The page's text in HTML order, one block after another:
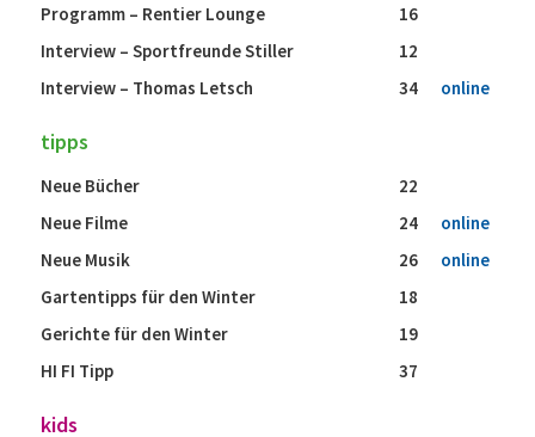
Programm – Rentier Lounge
16
Interview – Sportfreunde Stiller
12
Interview – Thomas Letsch
34 online
tipps
Neue Bücher
22
Neue Filme
24
online
Neue Musik
26
online
Gartentipps für den Winter
18
Gerichte für den Winter
19
HI FI Tipp
37
kids